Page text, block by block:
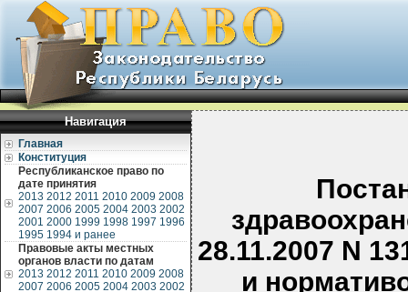
Навигация
Главная
Конституция
Республиканское право по
дате принятия
2013 2012 2011 2010 2009 2008
2007 2006 2005 2004 2003 2002
2001 2000 1999 1998 1997 1996
1995 1994 и ранее
Правовые акты местных
органов власти по датам
2013 2012 2011 2010 2009 2008
2007 2006 2005 2004 2003 2002
28.11.2007 N
и